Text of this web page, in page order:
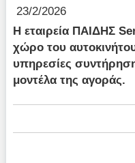
23/2/2026
Η εταιρεία ΠΑΙΔΗΣ
χώρο του
υπηρεσίες
μοντέλα της αγοράς.